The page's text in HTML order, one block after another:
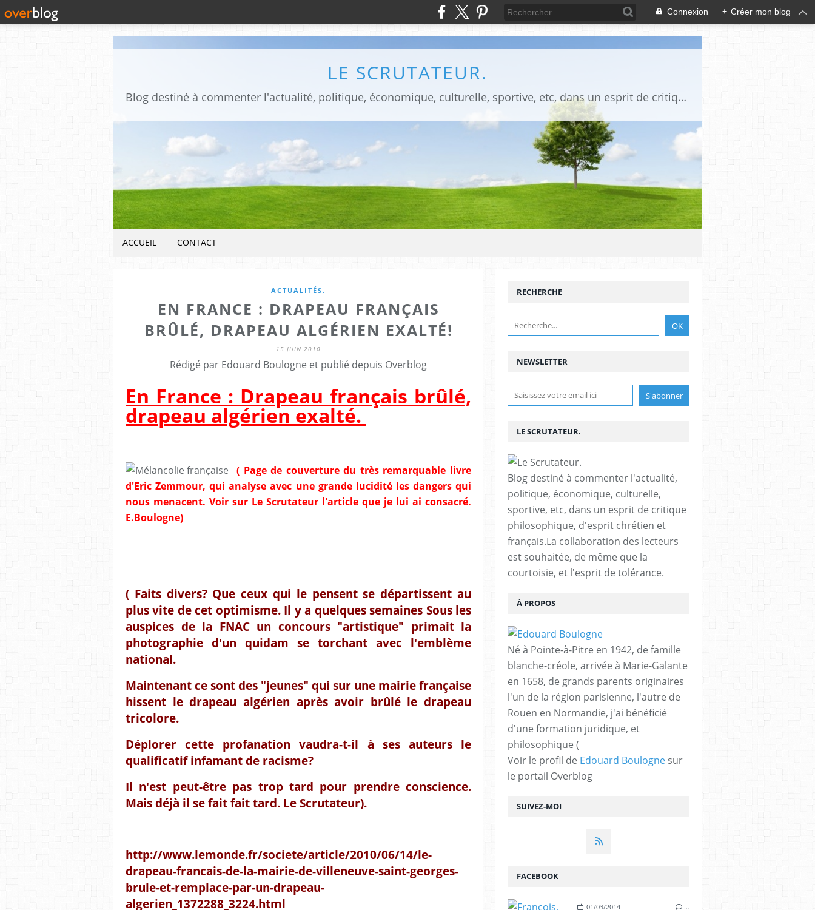
Connexion + Créer mon blog
LE SCRUTATEUR.
Blog destiné à commenter l'actualité, politique, économique, culturelle, sportive, etc, dans un esprit de critique philosophique, d'esprit chrétien et français.La collaboration des lecteurs est souhaitée, de même que la courtoisie, et l'esprit de tolérance.
ACCUEIL CONTACT
ACTUALITÉS.
EN FRANCE : DRAPEAU FRANÇAIS
BRÛLÉ, DRAPEAU ALGÉRIEN EXALTÉ!
15 JUIN 2010
Rédigé par Edouard Boulogne et publié depuis Overblog
En France : Drapeau français brûlé,
drapeau algérien exalté.
( Page de couverture du très remarquable livre
d'Eric Zemmour, qui analyse avec une grande lucidité les dangers qui
nous menacent. Voir sur Le Scrutateur l'article que je lui ai consacré.
E.Boulogne)
( Faits divers? Que ceux qui le pensent se départissent au
plus vite de cet optimisme. Il y a quelques semaines Sous les
auspices de la FNAC un concours "artistique" primait la
photographie d'un quidam se torchant avec l'emblème
national.
Maintenant ce sont des "jeunes" qui sur une mairie française
hissent le drapeau algérien après avoir brûlé le drapeau
tricolore.
Déplorer cette profanation vaudra-t-il à ses auteurs le
qualificatif infamant de racisme?
Il n'est peut-être pas trop tard pour prendre conscience.
Mais déjà il se fait fait tard. Le Scrutateur).
http://www.lemonde.fr/societe/article/2010/06/14/le-
drapeau-francais-de-la-mairie-de-villeneuve-saint-georges-
brule-et-remplace-par-un-drapeau-
algerien_1372288_3224.html
NEWSLETTER
SUIVEZ-MOI
RECHERCHE
LE SCRUTATEUR.
Blog destiné à commenter l'actualité,
politique, économique, culturelle,
sportive, etc, dans un esprit de critique
philosophique, d'esprit chrétien et
français.La collaboration des lecteurs
est souhaitée, de même que la
courtoisie, et l'esprit de tolérance.
À PROPOS
Né à Pointe-à-Pitre en 1942, de famille
blanche-créole, arrivée à Marie-Galante
en 1658, de grands parents originaires
l'un de la région parisienne, l'autre de
Rouen en Normandie, j'ai bénéficié
d'une formation juridique, et
philosophique (
Voir le profil de Edouard Boulogne sur
le portail Overblog
FACEBOOK
01/03/2014 …